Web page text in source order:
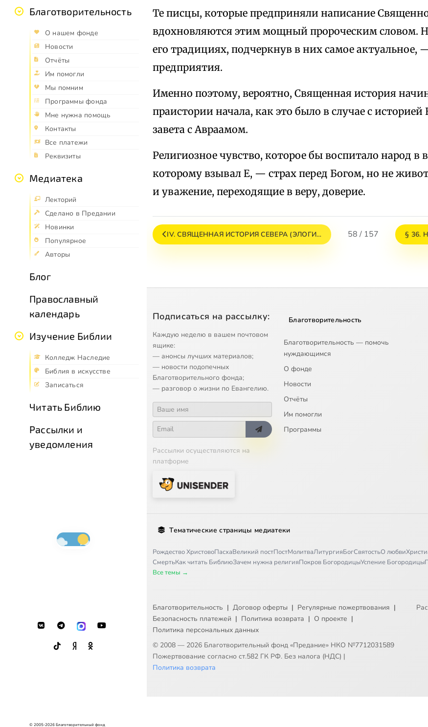
Благотворительность
О нашем фонде
Новости
Отчёты
Им помогли
Мы помним
Программы фонда
Мне нужна помощь
Контакты
Все платежи
Реквизиты
Медиатека
Лекторий
Сделано в Предании
Новинки
Популярное
Авторы
Блог
Православный
календарь
Изучение Библии
Колледж Наследие
Библия в искусстве
Записаться
Читать Библию
Рассылки и
уведомления
© 2005-2026 Благотворительный фонд
Те писцы, которые предприняли написание
вдохновляются этим мощный пророческим словом.
его традициях, подчеркнув в них самое актуальное,
предприятия.
Именно поэтому, вероятно, Священная история
праистории начала, как это было в случае с историей
завета с Авраамом.
Религиозное чувство, которое бы воспитало народ в
которому взывал Е, — страх перед Богом, но не
и уважение, переходящие в веру, доверие.
IV. СВЯЩЕННАЯ ИСТОРИЯ СЕВЕРА (ЭЛОГИ… 58 / 157 § 36.
Подписаться на рассылку:
Каждую неделю в вашем почтовом
ящике:
— анонсы лучших материалов;
— новости подопечных
Благотворительного фонда;
— разговор о жизни по Евангелию.
Рассылки осуществляются на
платформе
Благотворительность
Благотворительность — помочь
нуждающимся
О фонде
Новости
Отчёты
Им помогли
Программы
Тематические страницы медиатеки
Рождество ХристовоПасхаВеликий постПостМолитваЛитургияБогСвятостьО любви
СмертьКак читать БиблиюЗачем нужна религияПокров БогородицыУспение Богородицы
Все темы →
Благотворительность | Договор оферты | Регулярные пожертвования |
Безопасность платежей | Политика возврата | О проекте |
Политика персональных данных
© 2008 — 2026 Благотворительный фонд «Предание» НКО №7712031589
Пожертвование согласно ст.582 ГК РФ. Без налога (НДС) |
Политика возврата